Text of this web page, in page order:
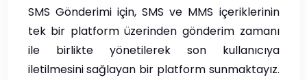
SMS Gönderimi için, SMS ve MMS içeriklerinin
tek bir platform üzerinden gönderim zamanı
ile birlikte yönetilerek son kullanıcıya
iletilmesini sağlayan bir platform sunmaktayız.